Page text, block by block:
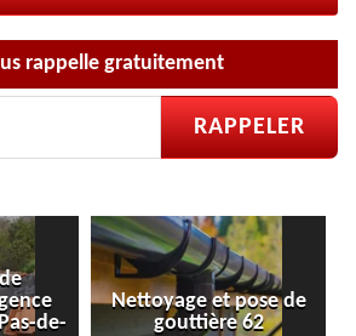
rappelle gratuitement
et pose de
gouttière 62
Pose et
velux 62